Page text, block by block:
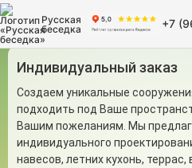
Русская
беседка
+7
Индивидуальный заказ
Создаем уникальные
подходить под Ваше
Вашим пожеланиям. Мы
индивидуального
навесов, летних кухонь, террас,